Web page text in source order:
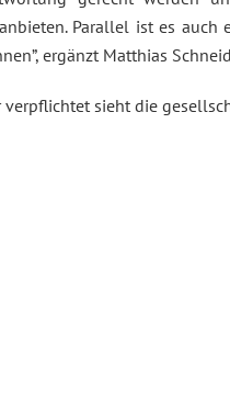
Parallel ist es auch
ergänzt Matthias
verpflichtet sieht die